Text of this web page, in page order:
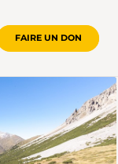
FAIRE UN DON